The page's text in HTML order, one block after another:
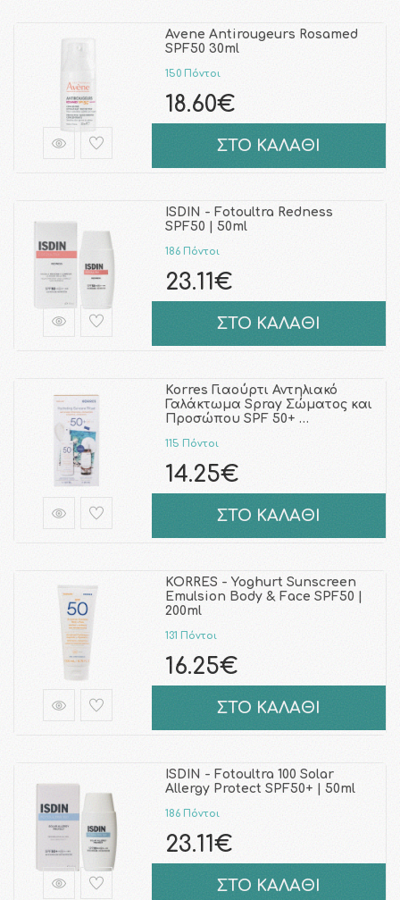
Avene Antirougeurs Rosamed
SPF50 30ml
150 Πόντοι
18.60€
ΣΤΟ ΚΑΛΑΘΙ
ISDIN - Fotoultra Redness
SPF50 | 50ml
186 Πόντοι
23.11€
ΣΤΟ ΚΑΛΑΘΙ
Korres Γιαούρτι Αντηλιακό
Γαλάκτωμα Spray Σώματος και
Προσώπου SPF 50+ …
115 Πόντοι
14.25€
ΣΤΟ ΚΑΛΑΘΙ
KORRES - Yoghurt Sunscreen
Emulsion Body & Face SPF50 |
200ml
131 Πόντοι
16.25€
ΣΤΟ ΚΑΛΑΘΙ
ISDIN - Fotoultra 100 Solar
Allergy Protect SPF50+ | 50ml
186 Πόντοι
23.11€
ΣΤΟ ΚΑΛΑΘΙ